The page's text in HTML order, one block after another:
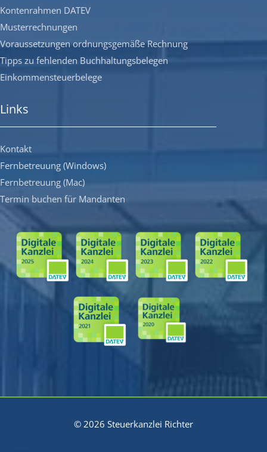
Kontenrahmen DATEV
Musterrechnungen
Voraussetzungen ordnungsgemäße Rechnung
Tipps zu fehlenden Buchhaltungsbelegen
Einkommensteuerbelege
Links
Kontakt
Fernbetreuung (Windows)
Fernbetreuung (Mac)
Termin buchen für Mandanten
© 2026 Steuerkanzlei Richter